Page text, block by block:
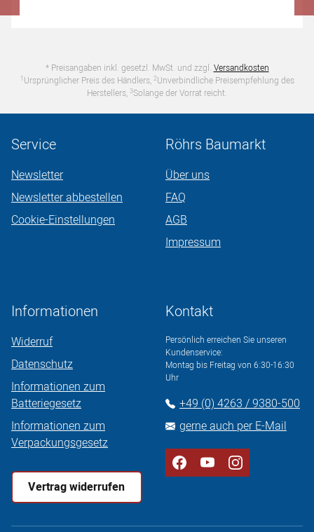
* Preisangaben inkl. gesetzl. MwSt. und zzgl. Versandkosten
1 Ursprünglicher Preis des Händlers, 2Unverbindliche Preisempfehlung des
Herstellers, 3Solange der Vorrat reicht.
Service
Newsletter
Newsletter abbestellen
Cookie-Einstellungen
Röhrs Baumarkt
Über uns
FAQ
AGB
Impressum
Informationen
Widerruf
Datenschutz
Informationen zum
Batteriegesetz
Informationen zum
Verpackungsgesetz
Vertrag widerrufen
Kontakt
Persönlich erreichen Sie unseren
Kundenservice:
Montag bis Freitag von 6:30-16:30
Uhr
+49 (0) 4263 / 9380-500
gerne auch per E-Mail